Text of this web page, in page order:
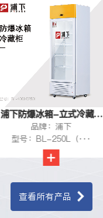
浦下防爆冰箱-立式冷藏柜
250L
品牌：浦下
型号：BL-250L（···
查看所有产品